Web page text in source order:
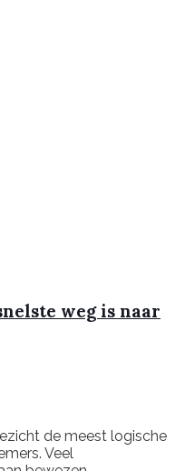
weg is naar
de meest logische
Veel